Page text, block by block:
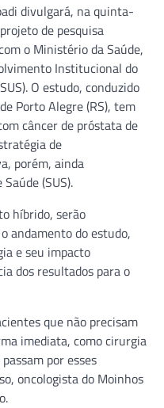
divulgará, na quinta-
de pesquisa
o Ministério da Saúde,
Institucional do
O estudo, conduzido
Porto Alegre (RS), tem
câncer de próstata de
de
porém, ainda
(SUS).
híbrido, serão
andamento do estudo,
e seu impacto
dos resultados para o
que não precisam
imediata, como cirurgia
por esses
oncologista do Moinhos